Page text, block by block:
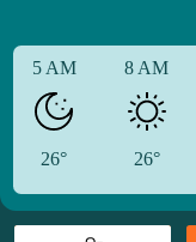
5 AM
26°
8 AM
26°